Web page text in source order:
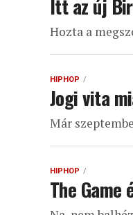
Itt az új
Hozta a
HIPHOP
Jogi vita
Már
HIPHOP
The